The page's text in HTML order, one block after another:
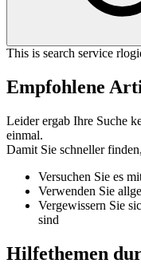
This is search service
Empfohlene
Leider ergab Ihre Suche
einmal.
Damit Sie schneller
Versuchen Sie es
Verwenden Sie
Vergewissern Sie
sind
Hilfethemen